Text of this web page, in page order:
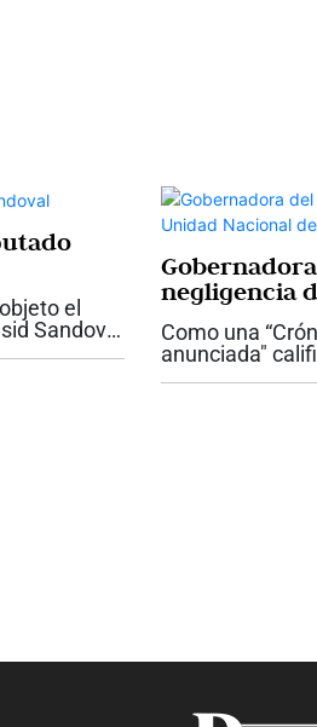
el
Sandoval
la
negligencia
Protección
Como una
anunciada"